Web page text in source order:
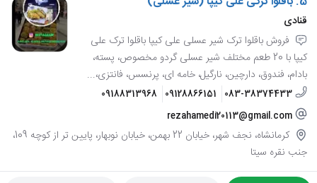
قنادی
فروش باقلوا ترک شیر عسلی علی کیپا باقلوا ترک علی
کیپا با 20 طعم مختلف شیر عسلی گردو مخصوص، پسته،
بادام، فندوق، دارچین، نارگیل، خامه ای، پرنسس، فانتزی،...
083-38374433
09128866151
09188313968
rezahamedi20113@gmail.com
کرمانشاه، نجف شهر، خیابان 22 بهمن، خیابان نوبهار، پایین تر از کوچه 109،
جنب نقره سیتا